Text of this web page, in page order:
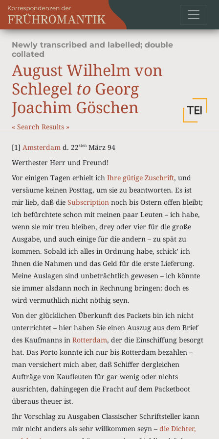
Newly transcribed and labelled; double
collated
August Wilhelm von
Schlegel to Georg
Joachim Göschen
« Search Results »
[1] Amsterdam d. 22sten März 94
Werthester Herr und Freund!
Vor einigen Tagen erhielt ich Ihre gütige Zuschrift, und
versäume keinen Posttag, um sie zu beantworten. Es ist
mir lieb, daß die Subscription noch bis Ostern offen bleibt;
ich befürchtete schon mit meinen paar Leuten – ich habe,
wenn sie mir treu bleiben, drey oder vier für die große
Ausgabe, und auch einige für die andern – zu spät zu
kommen. Sobald ich alles in Ordnung habe, schickʼ ich
Ihnen die Nahmen und das Geld für die erste Lieferung.
Meine Auslagen sind unbeträchtlich gewesen – ich könnte
sie immer alsdann noch in Rechnung bringen: doch es
wird vermuthlich nicht nöthig seyn.
Von der glücklichen Überkunft des Packets bin ich nicht
unterrichtet – hier haben Sie einen Auszug aus dem Brief
des Kaufmanns in Rotterdam, der die Einschiffung besorgt
hat. Das Porto konnte ich nur bis Rotterdam bezahlen –
man versichert mich aber, daß Schiffer dergleichen
Aufträge von Kaufleuten für gar wenig oder nichts
ausrichten, dahingegen die Fracht auf dem Packetboot
überaus theuer ist.
Ihr Vorschlag zu Ausgaben Classischer Schriftsteller kann
mir nicht anders als sehr willkommen seyn – die Dichter,